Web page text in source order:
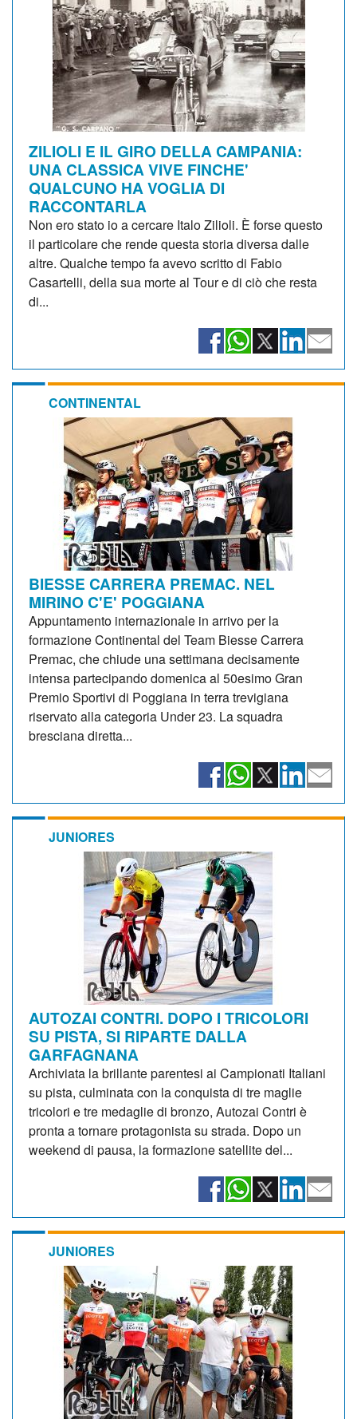
ZILIOLI E IL GIRO DELLA CAMPANIA:
UNA CLASSICA VIVE FINCHE'
QUALCUNO HA VOGLIA DI
RACCONTARLA
Non ero stato io a cercare Italo Zilioli. È forse questo
il particolare che rende questa storia diversa dalle
altre. Qualche tempo fa avevo scritto di Fabio
Casartelli, della sua morte al Tour e di ciò che resta
di...
CONTINENTAL
BIESSE CARRERA PREMAC. NEL
MIRINO C'E' POGGIANA
Appuntamento internazionale in arrivo per la
formazione Continental del Team Biesse Carrera
Premac, che chiude una settimana decisamente
intensa partecipando domenica al 50esimo Gran
Premio Sportivi di Poggiana in terra trevigiana
riservato alla categoria Under 23. La squadra
bresciana diretta...
JUNIORES
AUTOZAI CONTRI. DOPO I TRICOLORI
SU PISTA, SI RIPARTE DALLA
GARFAGNANA
Archiviata la brillante parentesi ai Campionati Italiani
su pista, culminata con la conquista di tre maglie
tricolori e tre medaglie di bronzo, Autozai Contri è
pronta a tornare protagonista su strada. Dopo un
weekend di pausa, la formazione satellite del...
JUNIORES